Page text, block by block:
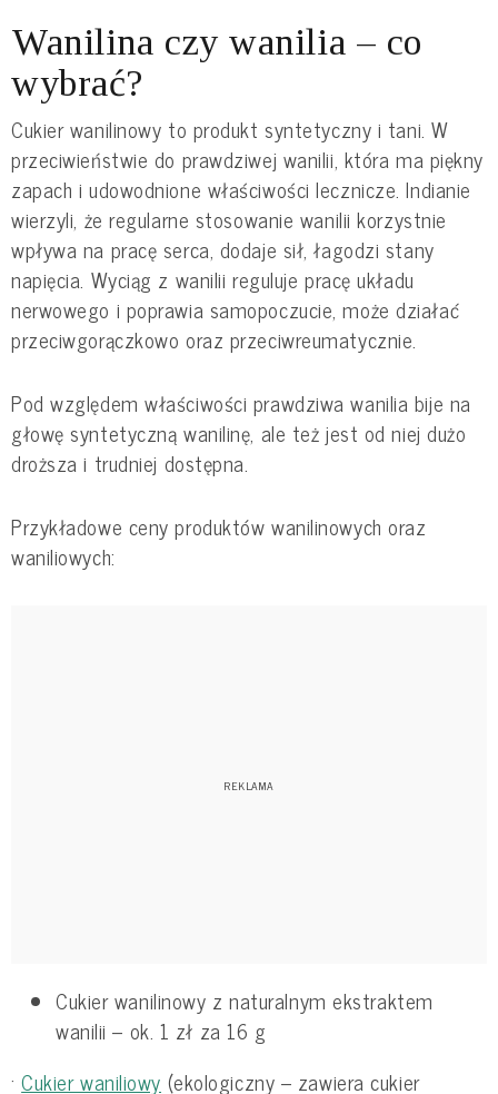
Wanilina czy wanilia – co
wybrać?
Cukier wanilinowy to produkt syntetyczny i tani. W
przeciwieństwie do prawdziwej wanilii, która ma piękny
zapach i udowodnione właściwości lecznicze. Indianie
wierzyli, że regularne stosowanie wanilii korzystnie
wpływa na pracę serca, dodaje sił, łagodzi stany
napięcia. Wyciąg z wanilii reguluje pracę układu
nerwowego i poprawia samopoczucie, może działać
przeciwgorączkowo oraz przeciwreumatycznie.
Pod względem właściwości prawdziwa wanilia bije na
głowę syntetyczną wanilinę, ale też jest od niej dużo
droższa i trudniej dostępna.
Przykładowe ceny produktów wanilinowych oraz
waniliowych:
Cukier wanilinowy z naturalnym ekstraktem
wanilii – ok. 1 zł za 16 g
·Cukier waniliowy (ekologiczny – zawiera cukier